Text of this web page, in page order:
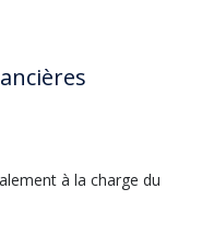
à la charge du